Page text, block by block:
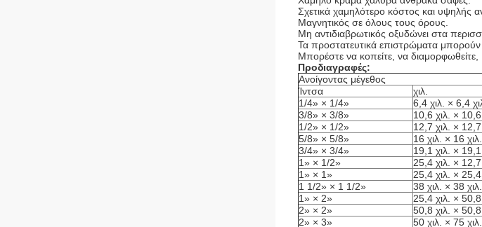
Σχετικά χαμηλότερο κόστος και υψηλής
Μαγνητικός σε όλους τους όρους.
Μη αντιδιαβρωτικός οξυδώνει στα
Τα προστατευτικά επιστρώματα
Μπορέστε να κοπείτε, να διαμορφωθείτε,
Προδιαγραφές:
Ανοίγοντας μέγεθος
Ίντσα
χιλ.
1/4» × 1/4»
6,4 χιλ. × 6,4
3/8» × 3/8»
10,6 χιλ. × 10,6
1/2» × 1/2»
12,7 χιλ. × 12,7
5/8» × 5/8»
16 χιλ. × 16 χιλ.
3/4» × 3/4»
19,1 χιλ. × 19,1
1» × 1/2»
25,4 χιλ. × 12,7
1» × 1»
25,4 χιλ. × 25,4
1 1/2» × 1 1/2»
38 χιλ. × 38 χιλ.
1» × 2»
25,4 χιλ. × 50,8
2» × 2»
50,8 χιλ. × 50,8
2» × 3»
50 χιλ. × 75 χιλ.